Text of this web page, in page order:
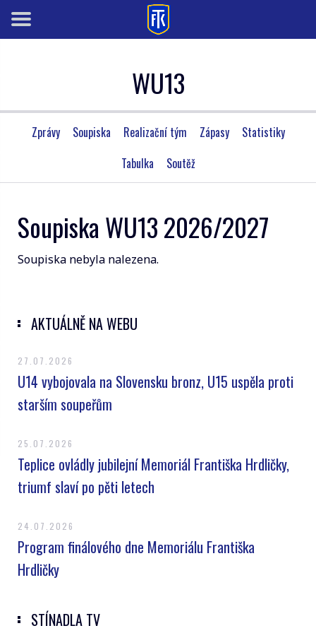
WU13
Zprávy Soupiska Realizační tým Zápasy
Statistiky
Tabulka
Soutěž
Soupiska WU13 2026/2027
Soupiska nebyla nalezena.
AKTUÁLNĚ NA WEBU
27.07.2026
U14 vybojovala na Slovensku bronz, U15 uspěla proti
starším soupeřům
25.07.2026
Teplice ovládly jubilejní Memoriál Františka Hrdličky,
triumf slaví po pěti letech
24.07.2026
Program finálového dne Memoriálu Františka
Hrdličky
STÍNADLA TV